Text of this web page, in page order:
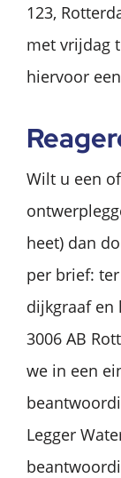
123,
met vrijdag
hiervoor
Wilt u een
heet) dan
per brief:
dijkgraaf en
3006 AB
we in een
Legger